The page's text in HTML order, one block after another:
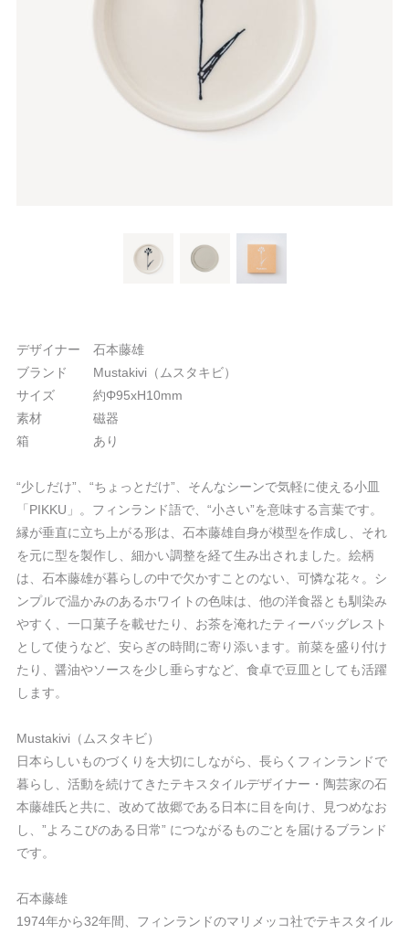
デザイナー 石本藤雄
ブランド Mustakivi（ムスタキビ）
サイズ 約Φ95xH10mm
素材 磁器
箱 あり
“少しだけ”、“ちょっとだけ”、そんなシーンで気軽に使える小皿
「PIKKU」。フィンランド語で、“小さい”を意味する言葉です。
縁が垂直に立ち上がる形は、石本藤雄自身が模型を作成し、それ
を元に型を製作し、細かい調整を経て生み出されました。絵柄
は、石本藤雄が暮らしの中で欠かすことのない、可憐な花々。シ
ンプルで温かみのあるホワイトの色味は、他の洋食器とも馴染み
やすく、一口菓子を載せたり、お茶を淹れたティーバッグレスト
として使うなど、安らぎの時間に寄り添います。前菜を盛り付け
たり、醤油やソースを少し垂らすなど、食卓で豆皿としても活躍
します。
Mustakivi（ムスタキビ）
日本らしいものづくりを大切にしながら、長らくフィンランドで
暮らし、活動を続けてきたテキスタイルデザイナー・陶芸家の石
本藤雄氏と共に、改めて故郷である日本に目を向け、見つめなお
し、”よろこびのある日常” につながるものごとを届けるブランド
です。
石本藤雄
1974年から32年間、フィンランドのマリメッコ社でテキスタイル